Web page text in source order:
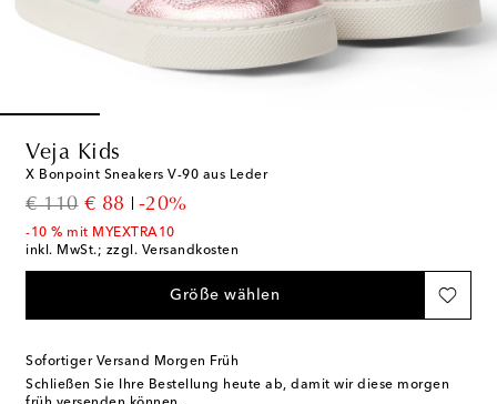
Veja Kids
X Bonpoint Sneakers V-90 aus Leder
€ 110
original price
€ 88
discount price
-20%
-10 % mit MYEXTRA10
inkl. MwSt.; zzgl. Versandkosten
Größe wählen
Sofortiger Versand Morgen Früh
Schließen Sie Ihre Bestellung heute ab, damit wir diese morgen